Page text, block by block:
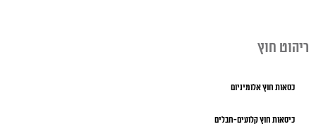
ריהוט חוץ
כסאות חוץ אלומיניום
כיסאות חוץ קלועים-חבלים